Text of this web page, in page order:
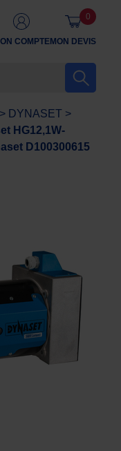
COMPTEMON DEVIS
0
> DYNASET >
HG12,1W-
D100300615